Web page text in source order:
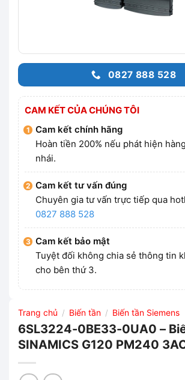
0827 888 528
CAM KẾT CỦA CHÚNG TÔI
Cam kết chính hãng
Hoàn tiền 200% nếu phát hiện
nhái.
Cam kết tư vấn đúng
Chuyên gia tư vấn trực tiếp qua
0827 888 528
Cam kết bảo mật
Tuyệt đối không chia sẻ thông tin
cho bên thứ 3.
Trang chủ / Biến tần / Biến tần Siemens
6SL3224-0BE33-0UA0 –
SINAMICS G120 PM240